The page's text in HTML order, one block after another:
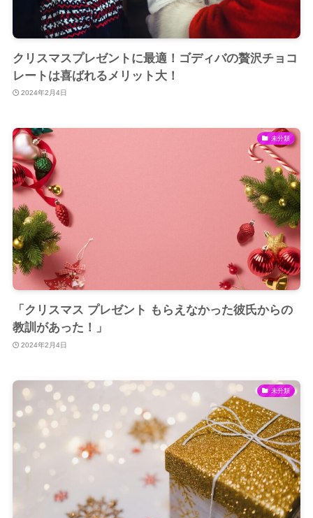
クリスマスプレゼントに最適！ゴディバの贅沢チョコ
レートは喜ばれるメリット大！
2024年2月4日
未分類
「クリスマス プレゼント もらえなかった彼氏からの
教訓があった！」
2024年2月4日
未分類